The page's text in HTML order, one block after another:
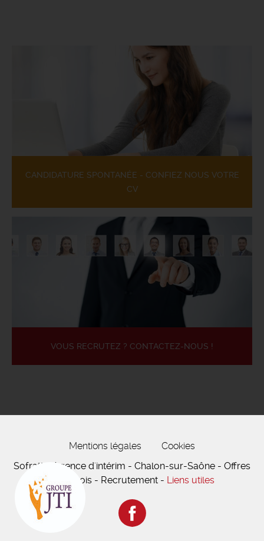
CANDIDATURE SPONTANÉE - CONFIEZ NOUS VOTRE
CV
VOUS RECRUTEZ ? CONTACTEZ-NOUS !
Mentions légales
Cookies
Sofratt - Agence d'intérim - Chalon-sur-Saône - Offres
d'emplois - Recrutement - Liens utiles